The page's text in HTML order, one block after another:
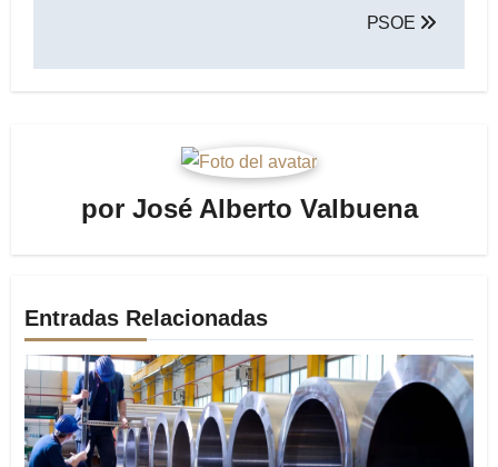
PSOE
por José Alberto Valbuena
Entradas Relacionadas